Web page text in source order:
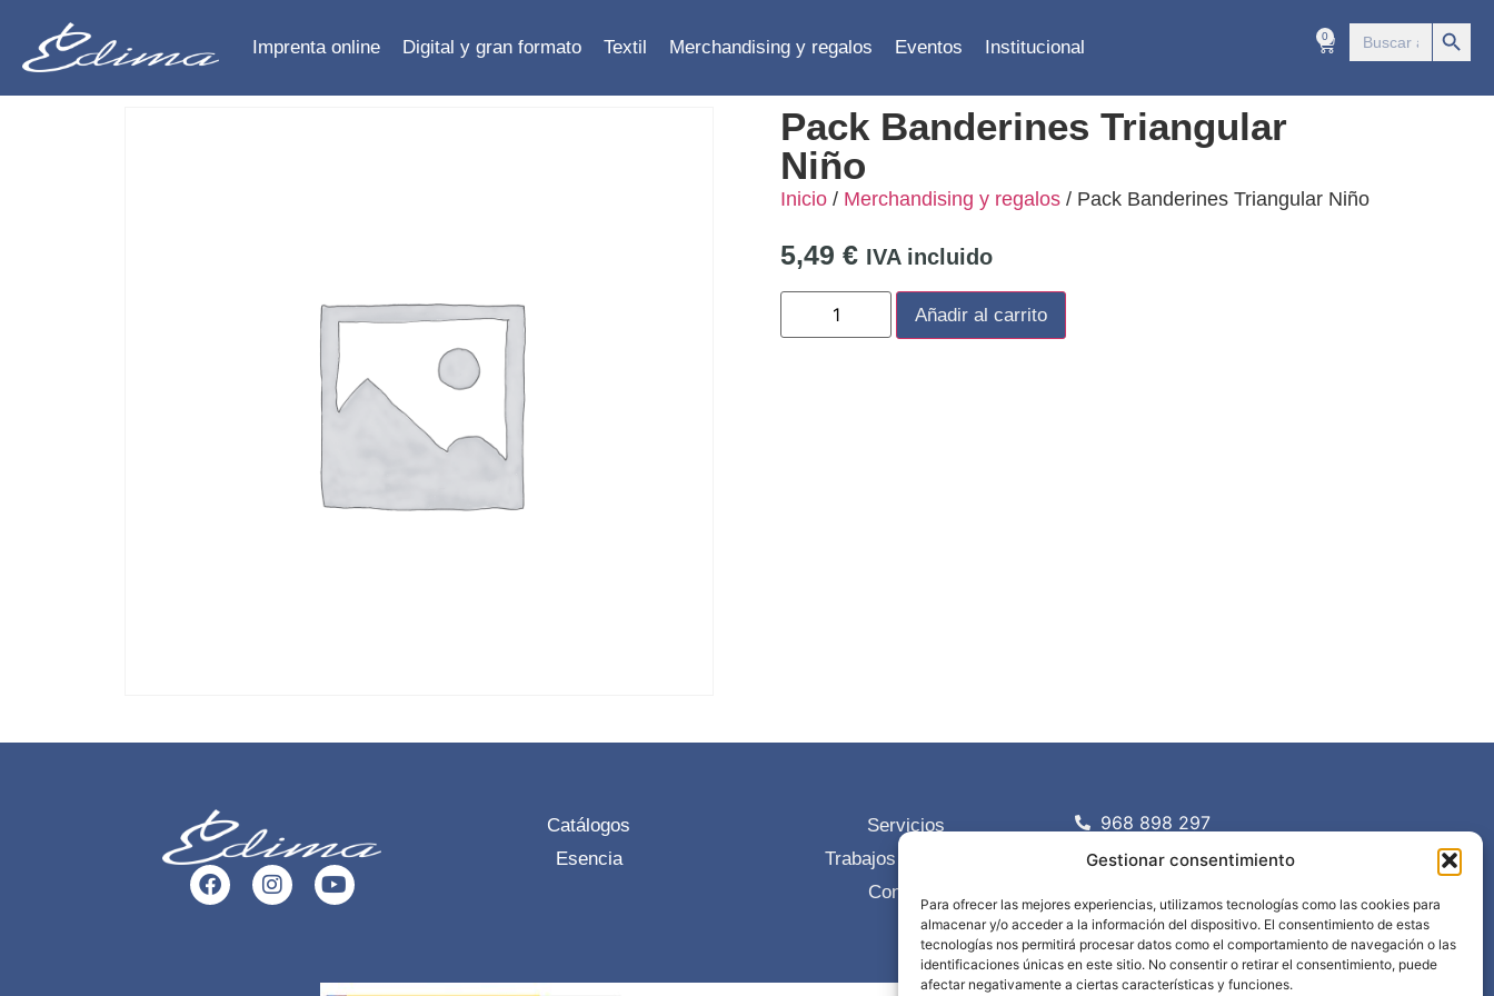
Gestionar consentimiento
Para ofrecer las mejores experiencias, utilizamos tecnologías como las cookies para
almacenar y/o acceder a la información del dispositivo. El consentimiento de estas
tecnologías nos permitirá procesar datos como el comportamiento de navegación o las
identificaciones únicas en este sitio. No consentir o retirar el consentimiento, puede
afectar negativamente a ciertas características y funciones.
Imprenta online Digital y gran formato Textil Merchandising y regalos Eventos Institucional
0 Buscar: Botón
Pack Banderines Triangular
Niño
Inicio / Merchandising y regalos / Pack Banderines Triangular Niño
5,49 € IVA incluido
Añadir al carrito
Catálogos
Esencia
Servicios
Trabajos realizados
Contacto
968 898 297
info@edima.es
Aviso legal